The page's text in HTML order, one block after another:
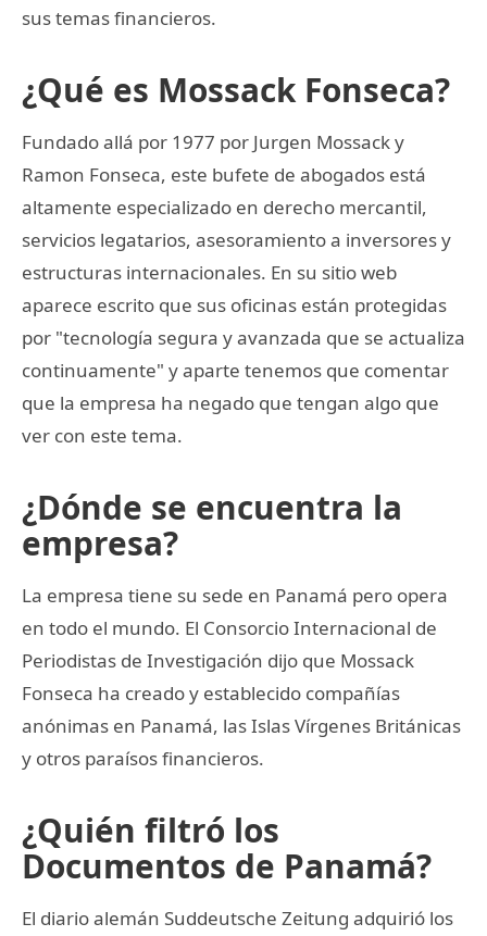
sus temas financieros.
¿Qué es Mossack Fonseca?
Fundado allá por 1977 por Jurgen Mossack y
Ramon Fonseca, este bufete de abogados está
altamente especializado en derecho mercantil,
servicios legatarios, asesoramiento a inversores y
estructuras internacionales. En su sitio web
aparece escrito que sus oficinas están protegidas
por "tecnología segura y avanzada que se actualiza
continuamente" y aparte tenemos que comentar
que la empresa ha negado que tengan algo que
ver con este tema.
¿Dónde se encuentra la
empresa?
La empresa tiene su sede en Panamá pero opera
en todo el mundo. El Consorcio Internacional de
Periodistas de Investigación dijo que Mossack
Fonseca ha creado y establecido compañías
anónimas en Panamá, las Islas Vírgenes Británicas
y otros paraísos financieros.
¿Quién filtró los
Documentos de Panamá?
El diario alemán Suddeutsche Zeitung adquirió los